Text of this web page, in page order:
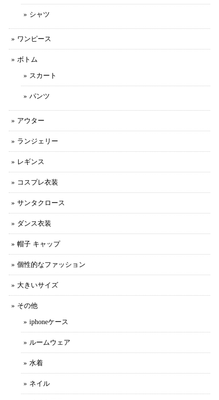
シャツ
ワンピース
ボトム
スカート
パンツ
アウター
ランジェリー
レギンス
コスプレ衣装
サンタクロース
ダンス衣装
帽子 キャップ
個性的なファッション
大きいサイズ
その他
iphoneケース
ルームウェア
水着
ネイル